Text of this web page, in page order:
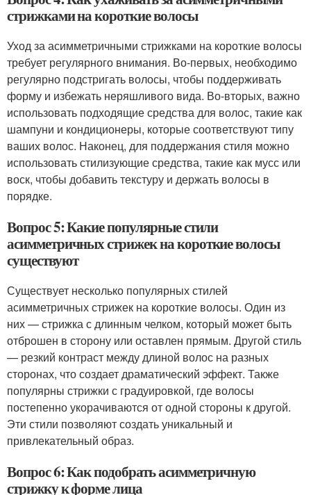
стрижками на короткие волосы
Уход за асимметричными стрижками на короткие волосы
требует регулярного внимания. Во-первых, необходимо
регулярно подстригать волосы, чтобы поддерживать
форму и избежать неряшливого вида. Во-вторых, важно
использовать подходящие средства для волос, такие как
шампуни и кондиционеры, которые соответствуют типу
ваших волос. Наконец, для поддержания стиля можно
использовать стилизующие средства, такие как мусс или
воск, чтобы добавить текстуру и держать волосы в
порядке.
Вопрос 5: Какие популярные стили
асимметричных стрижек на короткие волосы
существуют
Существует несколько популярных стилей
асимметричных стрижек на короткие волосы. Один из
них — стрижка с длинным челком, который может быть
отброшен в сторону или оставлен прямым. Другой стиль
— резкий контраст между длиной волос на разных
сторонах, что создает драматический эффект. Также
популярны стрижки с градуировкой, где волосы
постепенно укорачиваются от одной стороны к другой.
Эти стили позволяют создать уникальный и
привлекательный образ.
Вопрос 6: Как подобрать асимметричную
стрижку к форме лица